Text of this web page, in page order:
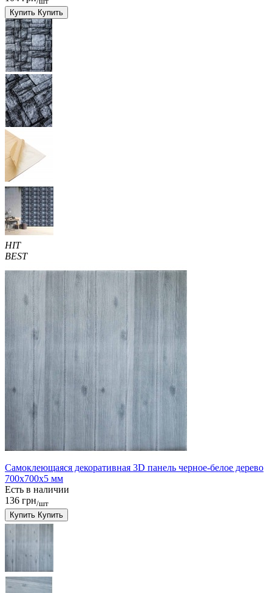
Купить Купить
HIT
BEST
Самоклеющаяся декоративная 3D панель черное-белое дерево
700x700x5 мм
Есть в наличии
136 грн/шт
Купить Купить